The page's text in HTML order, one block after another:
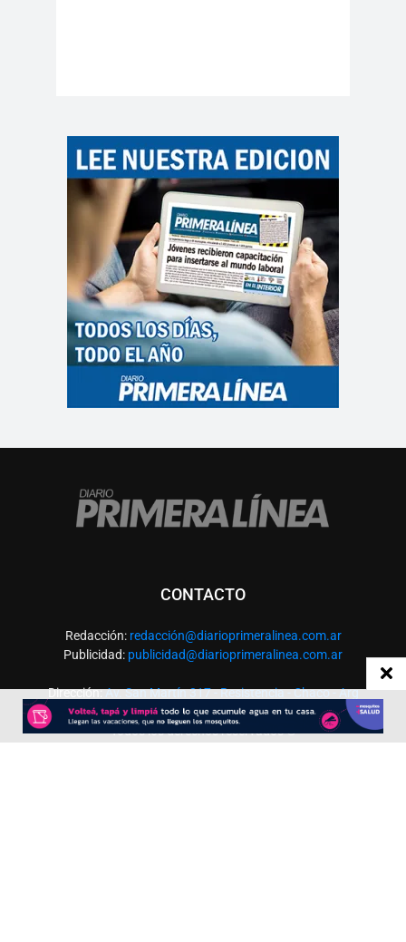
CONTACTO
Redacción: redacción@diarioprimeralinea.com.ar
Publicidad: publicidad@diarioprimeralinea.com.ar
Dirección:Av. San Martín 317 - Resistencia - Chaco - Arg
Todos los derechos reservados ©